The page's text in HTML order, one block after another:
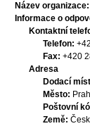
Název organizace:
Informace o
Kontaktní
Telefon:
Fax: +420
Adresa
Dodací
Město:
Poštovní
Země: